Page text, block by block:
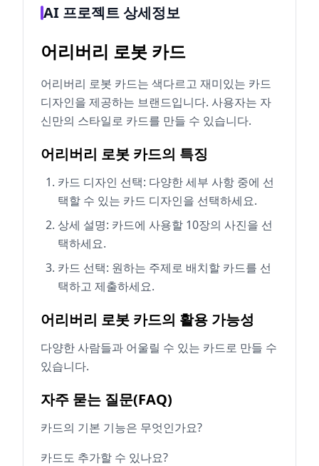
AI 프로젝트 상세정보
어리버리 로봇 카드
어리버리 로봇 카드는 색다르고 재미있는 카드
디자인을 제공하는 브랜드입니다. 사용자는 자
신만의 스타일로 카드를 만들 수 있습니다.
어리버리 로봇 카드의 특징
카드 디자인 선택: 다양한 세부 사항 중에 선
택할 수 있는 카드 디자인을 선택하세요.
상세 설명: 카드에 사용할 10장의 사진을 선
택하세요.
카드 선택: 원하는 주제로 배치할 카드를 선
택하고 제출하세요.
어리버리 로봇 카드의 활용 가능성
다양한 사람들과 어울릴 수 있는 카드로 만들 수
있습니다.
자주 묻는 질문(FAQ)
카드의 기본 기능은 무엇인가요?
카드도 추가할 수 있나요?